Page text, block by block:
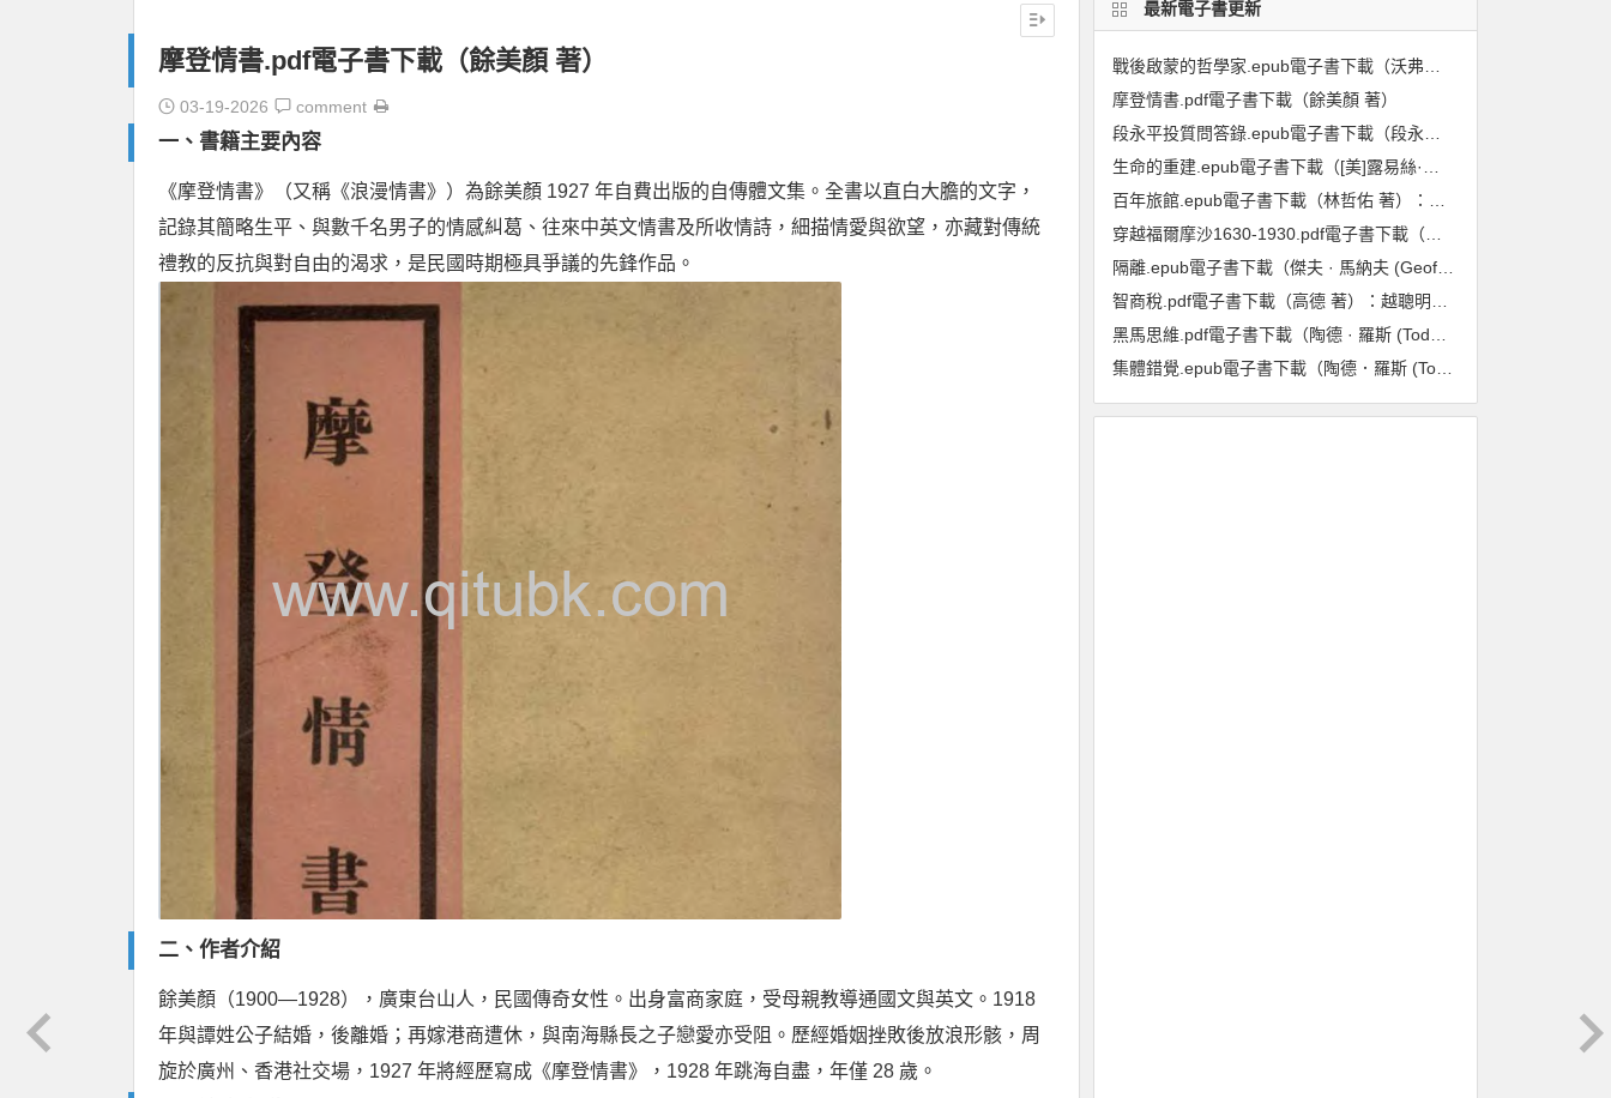
摩登情書.pdf電子書下載（餘美顏 著）
03-19-2026 comment
一、書籍主要內容
《摩登情書》（又稱《浪漫情書》）為餘美顏 1927 年自費出版的自傳體文集。全書以直白大膽的文字，
記錄其簡略生平、與數千名男子的情感糾葛、往來中英文情書及所收情詩，細描情愛與欲望，亦藏對傳統
禮教的反抗與對自由的渴求，是民國時期極具爭議的先鋒作品。
二、作者介紹
餘美顏（1900—1928），廣東台山人，民國傳奇女性。出身富商家庭，受母親教導通國文與英文。1918
年與譚姓公子結婚，後離婚；再嫁港商遭休，與南海縣長之子戀愛亦受阻。歷經婚姻挫敗後放浪形骸，周
旋於廣州、香港社交場，1927 年將經歷寫成《摩登情書》，1928 年跳海自盡，年僅 28 歲。
最新電子書更新
摩登情書.pdf電子書下載（餘美顏 著）